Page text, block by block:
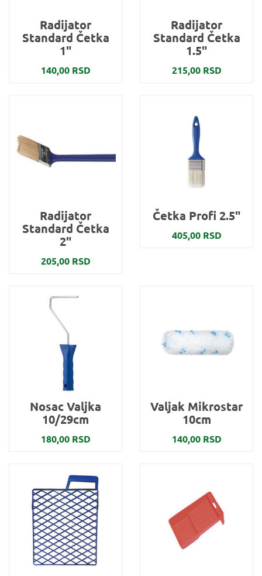
Radijator
Standard Četka
1"
140,00 RSD
Radijator
Standard Četka
1.5"
215,00 RSD
Radijator
Standard Četka
2"
205,00 RSD
Četka Profi 2.5"
405,00 RSD
Nosac Valjka
10/29cm
180,00 RSD
Valjak Mikrostar
10cm
140,00 RSD